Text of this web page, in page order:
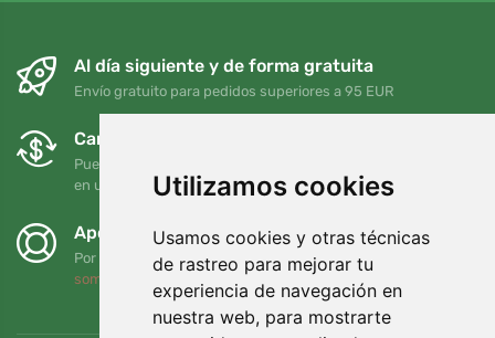
Utilizamos cookies
Usamos cookies y otras técnicas
de rastreo para mejorar tu
experiencia de navegación en
nuestra web, para mostrarte
Al día siguiente y de forma gratuita
Envío gratuito para pedidos superiores a 95 EUR
Cambios y devoluciones gratuitos
Puede devolver o cambiar su pedido en cualquier momento
en un plazo de 90 días
Apoyamos a Trees.org
Por cada pedido plantamos un árbol. Leer más
somos